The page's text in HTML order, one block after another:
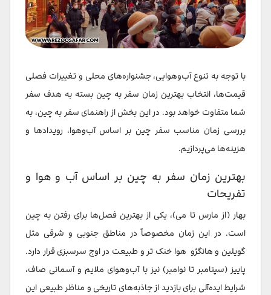
با توجه به تنوع آب‌وهوایی، جشنواره‌های محلی و تغییرات فصلی
قیمت‌ها، انتخاب بهترین زمان سفر به چین بسته به هدف سفر
شما متفاوت خواهد بود. در این بخش از راهنمای سفر به چین، به
بررسی زمان مناسب سفر چین بر اساس آب‌وهوا، رویدادها و
هزینه‌ها می‌پردازیم.
بهترین زمان سفر به چین بر اساس آب و هوا و
تفریحات
بهار (از مارس تا می)، یکی از بهترین فصل‌ها برای رفتن به چین
است. در این زمان مخصوصاً در مناطق جنوبی و شرقی مثل
گویلین و هانگژو هوا خنک تر و طبیعت در اوج سرسبزی قرار دارد.
پاییز (سپتامبر تا نوامبر) نیز با آب‌وهوای ملایم و آسمانی صاف،
شرایط ایده‌آلی برای بازدید از جاذبه‌های تاریخی و مناظر طبیعی این